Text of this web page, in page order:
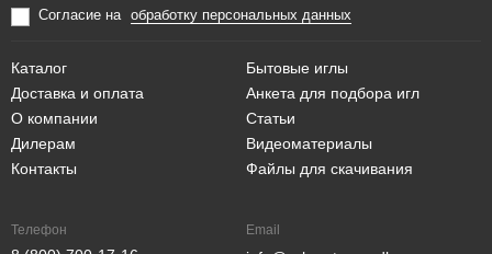
Согласие на обработку персональных данных
Каталог
Доставка и оплата
О компании
Дилерам
Контакты
Бытовые иглы
Анкета для подбора игл
Статьи
Видеоматериалы
Файлы для скачивания
Телефон Email